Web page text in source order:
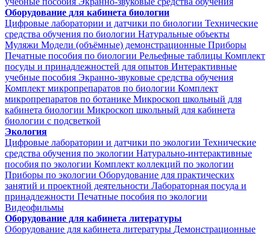
Оборудование для кабинета биологии
Цифровые лаборатории и датчики по биологии Технические
средства обучения по биологии Натуральные объекты
Муляжи Модели (объёмные) демонстрационные Приборы
Печатные пособия по биологии Рельефные таблицы Комплект
посуды и принадлежностей для опытов Интерактивные
учебные пособия Экранно-звуковые средства обучения
Комплект микропрепаратов по биологии Комплект
микропрепаратов по ботанике Микроскоп школьный для
кабинета биологии Микроскоп школьный для кабинета
биологии с подсветкой
Экология
Цифровые лаборатории и датчики по экологии Технические
средства обучения по экологии Натурально-интерактивные
пособия по экологии Комплект коллекций по экологии
Приборы по экологии Оборудование для практических
занятий и проектной деятельности Лабораторная посуда и
принадлежности Печатные пособия по экологии
Видеофильмы
Оборудование для кабинета литературы
Оборудование для кабинета литературы Демонстрационные